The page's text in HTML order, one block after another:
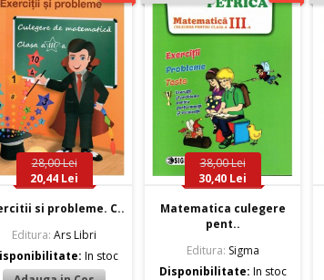
28,00 Lei
20,44 Lei
si probleme. C..
Editura: Ars Libri
In stoc
38,00 Lei
30,40 Lei
Matematica culegere
pent..
Editura: Sigma
Disponibilitate: In stoc